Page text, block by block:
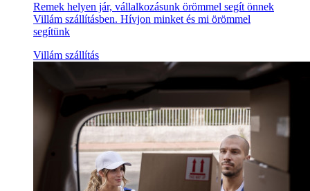
Remek helyen jár, vállalkozásunk örömmel segít önnek
Villám szállításben. Hívjon minket és mi örömmel
segítünk
Villám szállítás